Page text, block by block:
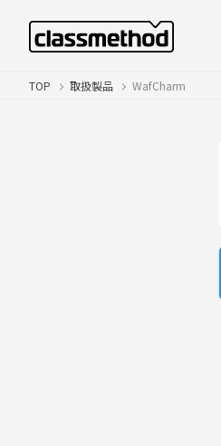
TOP 取扱製品 WafCharm